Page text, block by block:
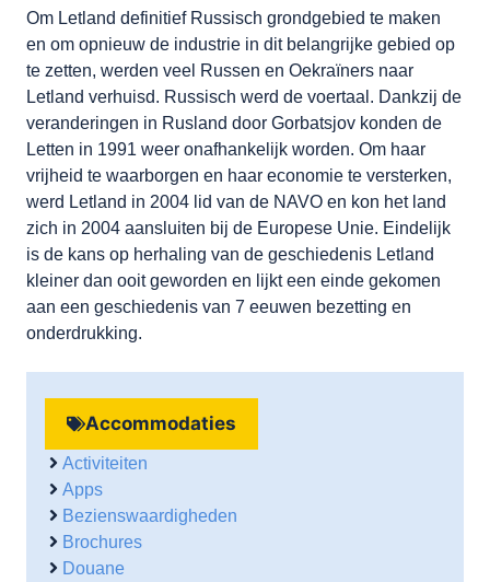
Om Letland definitief Russisch grondgebied te maken
en om opnieuw de industrie in dit belangrijke gebied op
te zetten, werden veel Russen en Oekraïners naar
Letland verhuisd. Russisch werd de voertaal. Dankzij de
veranderingen in Rusland door Gorbatsjov konden de
Letten in 1991 weer onafhankelijk worden. Om haar
vrijheid te waarborgen en haar economie te versterken,
werd Letland in 2004 lid van de NAVO en kon het land
zich in 2004 aansluiten bij de Europese Unie. Eindelijk
is de kans op herhaling van de geschiedenis Letland
kleiner dan ooit geworden en lijkt een einde gekomen
aan een geschiedenis van 7 eeuwen bezetting en
onderdrukking.
Accommodaties
Activiteiten
Apps
Bezienswaardigheden
Brochures
Douane